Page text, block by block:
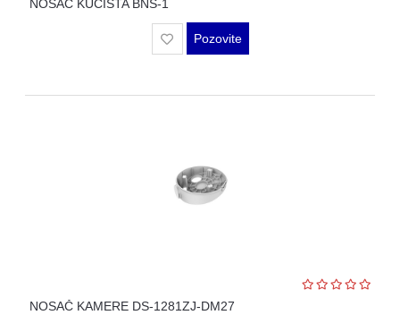
NOSAČ KUĆIŠTA BNS-1
Pozovite
NOSAČ KAMERE DS-1281ZJ-DM27